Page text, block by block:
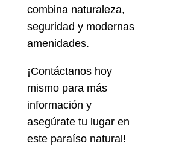
combina naturaleza,
seguridad y modernas
amenidades.
¡Contáctanos hoy
mismo para más
información y
asegúrate tu lugar en
este paraíso natural!